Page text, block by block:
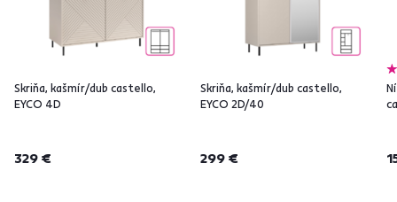
Skriňa, kašmír/dub castello,
EYCO 4D
329 €
Skriňa, kašmír/dub castello,
EYCO 2D/40
299 €